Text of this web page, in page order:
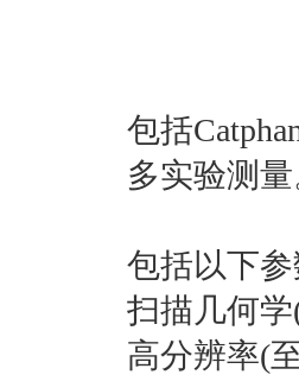
包括
多实验测
包括以下
扫描几何
高分辨率(